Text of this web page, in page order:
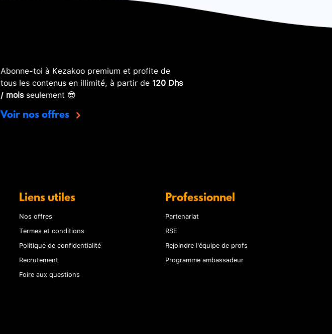
Abonne-toi à Kezakoo premium et profite de
tous les contenus en illimité, à partir de 120 Dhs
/ moisseulement 😎
Voir nos offres
Liens utiles
Nos offres
Termes et conditions
Politique de confidentialité
Recrutement
Foire aux questions
Professionnel
Partenariat
RSE
Rejoindre l'équipe de profs
Programme ambassadeur